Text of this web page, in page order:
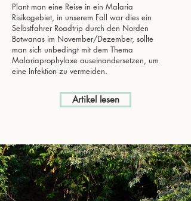
Plant man eine Reise in ein Malaria
Risikogebiet, in unserem Fall war dies ein
Selbstfahrer Roadtrip durch den Norden
Botwanas im November/Dezember, sollte
man sich unbedingt mit dem Thema
Malariaprophylaxe auseinandersetzen, um
eine Infektion zu vermeiden.
Artikel lesen